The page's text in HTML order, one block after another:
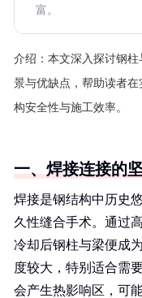
富。
介绍： 本文深入探讨钢
景与优缺点，帮助读者
构安全性与施工效率。
一、焊接连接的
焊接是钢结构中历史
久性缝合手术。通过
冷却后钢柱与梁便成
度较大，特别适合需
会产生热影响区，可